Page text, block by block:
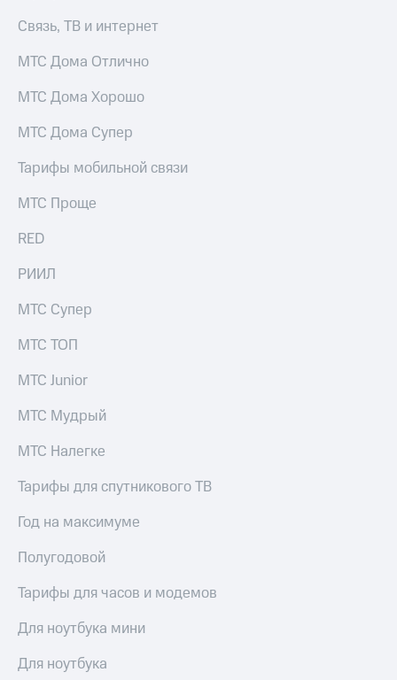
о
именных
Другое
Регистратор
Контакты
деловая этика
Связь, ТВ и интернет
МТС Дома Отлично
МТС Дома Хорошо
МТС Дома Супер
Тарифы мобильной связи
МТС Проще
RED
РИИЛ
МТС Супер
МТС ТОП
МТС Junior
МТС Мудрый
МТС Налегке
Тарифы для спутникового ТВ
Год на максимуме
Полугодовой
Тарифы для часов и модемов
Для ноутбука мини
Для ноутбука